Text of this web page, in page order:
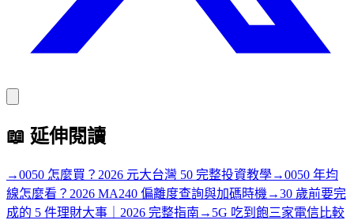
📖 延伸閱讀
→0050 怎麼買？2026 元大台灣 50 完整投資教學→0050 年均
線怎麼看？2026 MA240 偏離度查詢與加碼時機 →30 歲前要完
成的 5 件理財大事｜2026 完整指南 → 5G 吃到飽三家電信比較